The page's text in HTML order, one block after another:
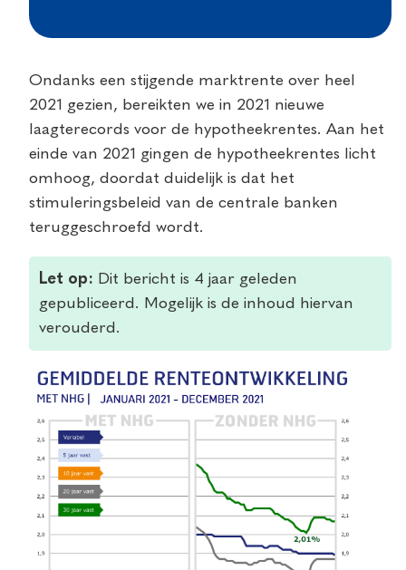
Ondanks een stijgende marktrente over heel
2021 gezien, bereikten we in 2021 nieuwe
laagterecords voor de hypotheekrentes. Aan het
einde van 2021 gingen de hypotheekrentes licht
omhoog, doordat duidelijk is dat het
stimuleringsbeleid van de centrale banken
teruggeschroefd wordt.
Let op: Dit bericht is 4 jaar geleden
gepubliceerd. Mogelijk is de inhoud hiervan
verouderd.